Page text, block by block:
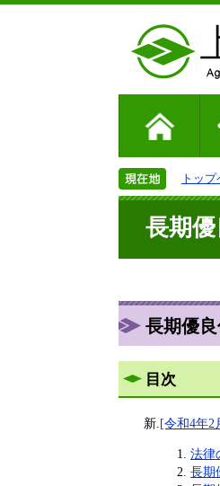
トッ
長期
長期優
目次
新. [令和4年2
法律
長期